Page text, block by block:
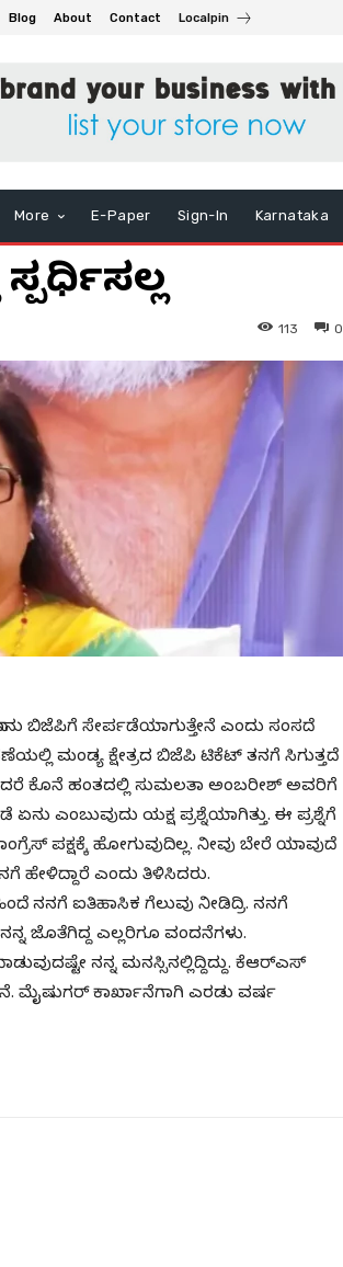
Blog About Contact Localpin
More E-Paper Sign-In Karnataka
0
113
ಬಿಜೆಪಿಗೆ ಸೇರ್ಪಡೆಯಾಗುತ್ತೇನೆ ಎಂದು ಸಂಸದೆ
ಮಂಡ್ಯ ಕ್ಷೇತ್ರದ ಬಿಜೆಪಿ ಟಿಕೆಟ್​ ತನಗೆ ಸಿಗುತ್ತದೆ
ಕೊನೆ ಹಂತದಲ್ಲಿ ಸುಮಲತಾ ಅಂಬರೀಶ್​ ಅವರಿಗೆ
ಎಂಬುವುದು ಯಕ್ಷ ಪ್ರಶ್ನೆಯಾಗಿತ್ತು. ಈ ಪ್ರಶ್ನೆಗೆ
ಪಕ್ಷಕ್ಕೆ ಹೋಗುವುದಿಲ್ಲ. ನೀವು ಬೇರೆ ಯಾವುದೆ
ಹೇಳಿದ್ದಾರೆ ಎಂದು ತಿಳಿಸಿದರು.
ನನಗೆ ಐತಿಹಾಸಿಕ ಗೆಲುವು ನೀಡಿದ್ರಿ. ನನಗೆ
ಜೊತೆಗಿದ್ದ ಎಲ್ಲರಿಗೂ ವಂದನೆಗಳು.
ನನ್ನ ಮನಸ್ಸಿನಲ್ಲಿದ್ದಿದ್ದು. ಕೆಆರ್​ಎಸ್​
ಮೈಷುಗರ್​ ಕಾರ್ಖಾನೆಗಾಗಿ ಎರಡು ವರ್ಷ